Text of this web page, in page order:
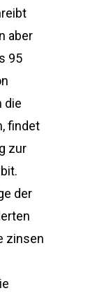
aber
95
die
findet
zur
der
zinsen